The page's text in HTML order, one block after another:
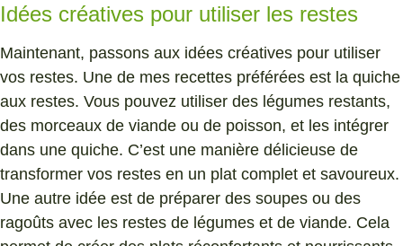
Idées créatives pour utiliser les restes
Maintenant, passons aux idées créatives pour utiliser
vos restes. Une de mes recettes préférées est la quiche
aux restes. Vous pouvez utiliser des légumes restants,
des morceaux de viande ou de poisson, et les intégrer
dans une quiche. C’est une manière délicieuse de
transformer vos restes en un plat complet et savoureux.
Une autre idée est de préparer des soupes ou des
ragoûts avec les restes de légumes et de viande. Cela